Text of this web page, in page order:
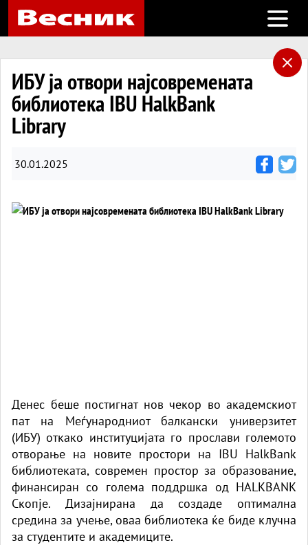
Open
ИБУ ја отвори најсовремената
библиотека IBU HalkBank
Library
30.01.2025
Денес беше постигнат нов чекор во академскиот
пат на Меѓународниот балкански универзитет
(ИБУ) откако институцијата го прослави големото
отворање на новите простори на IBU HalkBank
библиотеката, современ простор за образование,
финансиран со голема поддршка од HALKBANK
Скопје. Дизајнирана да создаде оптимална
средина за учење, оваа библиотека ќе биде клучна
за студентите и академиците.